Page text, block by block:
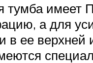
тумба имеет
а для
в ее верхней